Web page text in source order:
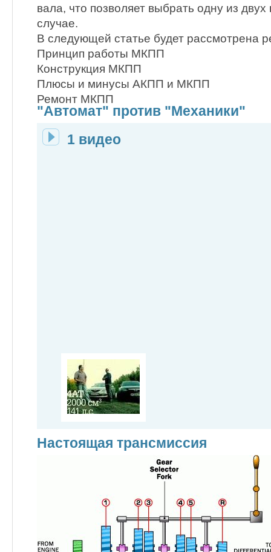
вала, что позволяет выбрать одну из
случае.
В следующей статье будет рассмотрена
Принцип работы МКПП
Конструкция МКПП
Плюсы и минусы АКПП и МКПП
Ремонт МКПП
"Автомат" против "Механики"
1 видео
Настоящая трансмиссия